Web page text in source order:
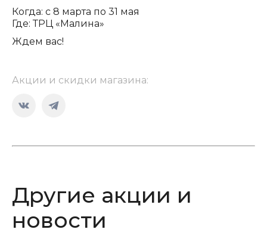
Когда: с 8 марта по 31 мая
Где: ТРЦ «Малина»
Ждем вас!
Акции и скидки магазина:
Страница
открывается
окне
Страница
открывается
окне
Другие акции и
новости